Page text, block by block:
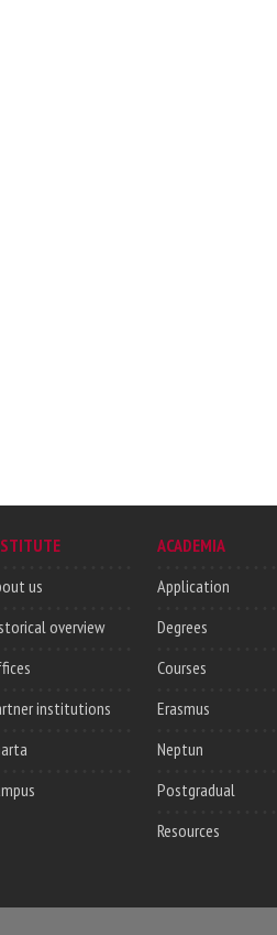
us
overview
institutions
ACADEMIA
Application
Degrees
Courses
Erasmus
Neptun
Postgradual
Resources